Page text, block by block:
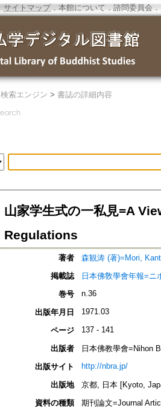
サイトマップ．本館について ． 諮問委員会 ．
検索エンジン > 書誌の詳細内容
山家学生式の一私見=A
Regulations
著者
森観涛 (著)=Mori,
掲載誌
日本佛敎學會年報=
巻号
n.36
出版年月日 1971.03
ページ 137 - 141
出版者
日本佛教學會=Nihon
出版サイト
http://nbra.jp/
出版地
京都, 日本 [Kyoto,
資料の種類
期刊論文=Journal